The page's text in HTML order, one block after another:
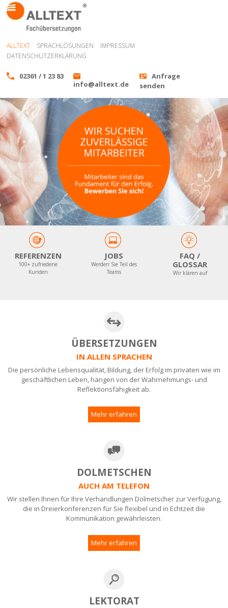
ALLTEXT SPRACHLÖSUNGEN
IMPRESSUM
DATENSCHUTZERKLÄRUNG
02361 / 1 23 83
info@alltext.de
Anfrage
senden
REFERENZEN
100+ zufriedene
Kunden
JOBS
Werden Sie Teil des
Teams
FAQ /
GLOSSAR
Wir klären auf
ÜBERSETZUNGEN
IN ALLEN SPRACHEN
Die persönliche Lebensqualität, Bildung, der Erfolg im privaten wie im
geschäftlichen Leben, hängen von der Wahrnehmungs- und
Reflektionsfähigkeit ab.
Mehr erfahren
DOLMETSCHEN
AUCH AM TELEFON
Wir stellen Ihnen für Ihre Verhandlungen Dolmetscher zur Verfügung,
die in Dreierkonferenzen für Sie flexibel und in Echtzeit die
Kommunikation gewährleisten.
Mehr erfahren
LEKTORAT